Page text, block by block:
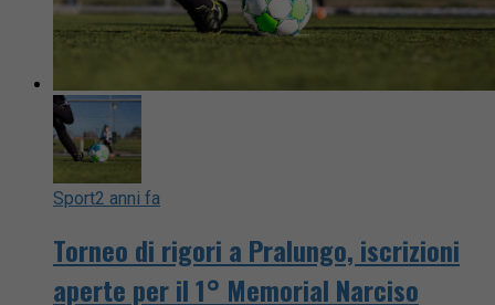
Sport2 anni fa
Torneo di rigori a Pralungo, iscrizioni
aperte per il 1° Memorial Narciso